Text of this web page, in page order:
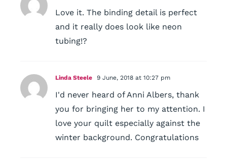
Love it. The binding detail is perfect
and it really does look like neon
tubing!?
Linda Steele 9 June, 2018 at 10:27 pm
I'd never heard of Anni Albers, thank
you for bringing her to my attention. I
love your quilt especially against the
winter background. Congratulations